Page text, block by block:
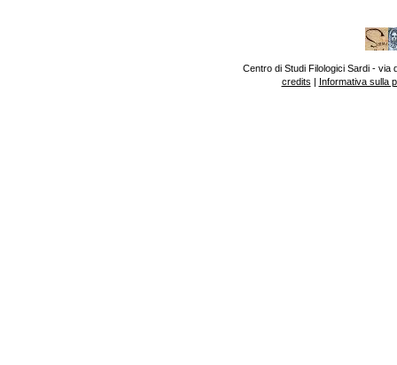
Centro di Studi Filologici Sardi - via
credits | Informativa sulla